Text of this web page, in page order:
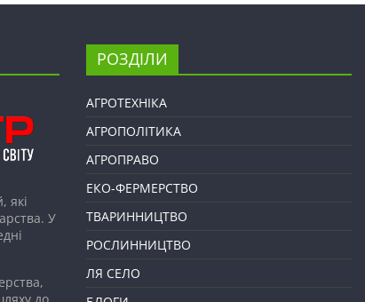
які
У
до
РОЗДІЛИ
АГРОТЕХНІКА
АГРОПОЛІТИКА
АГРОПРАВО
ЕКО-ФЕРМЕРСТВО
ТВАРИННИЦТВО
РОСЛИННИЦТВО
ЛЯ СЕЛО